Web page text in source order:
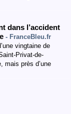
dans l’accident
- FranceBleu.fr
vingtaine de
Privat-de-
mais près d’une